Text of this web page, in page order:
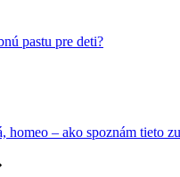
pastu pre deti?
homeo – ako spoznám tieto